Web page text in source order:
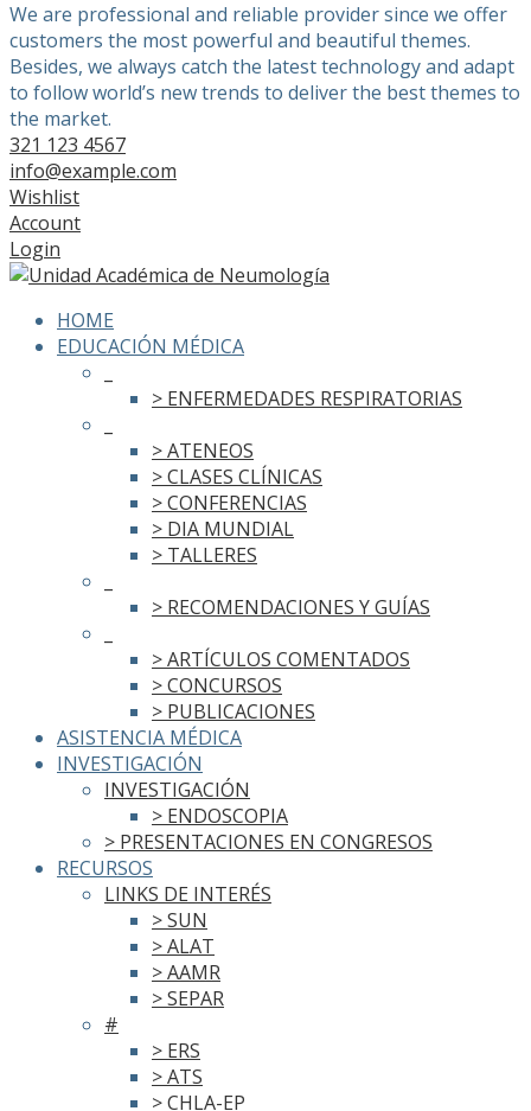
We are professional and reliable provider since we offer
customers the most powerful and beautiful themes.
Besides, we always catch the latest technology and adapt
to follow world’s new trends to deliver the best themes to
the market.
321 123 4567
info@example.com
Wishlist
Account
Login
HOME
EDUCACIÓN MÉDICA
> ENFERMEDADES RESPIRATORIAS
> ATENEOS
> CLASES CLÍNICAS
> CONFERENCIAS
> DIA MUNDIAL
> TALLERES
> RECOMENDACIONES Y GUÍAS
> ARTÍCULOS COMENTADOS
> CONCURSOS
> PUBLICACIONES
ASISTENCIA MÉDICA
INVESTIGACIÓN
INVESTIGACIÓN
> ENDOSCOPIA
> PRESENTACIONES EN CONGRESOS
RECURSOS
LINKS DE INTERÉS
> SUN
> ALAT
> AAMR
> SEPAR
#
> ERS
> ATS
> CHLA-EP